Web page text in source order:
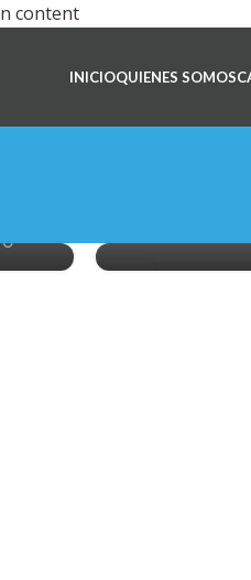
content
INICIOQUIENES SOMOS
/
26
Concurso
de